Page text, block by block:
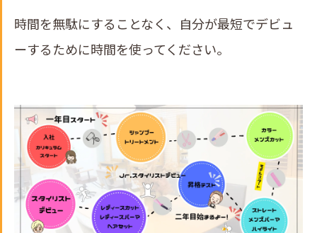
時間を無駄にすることなく、自分が最短でデビュ
ーするために時間を使ってください。